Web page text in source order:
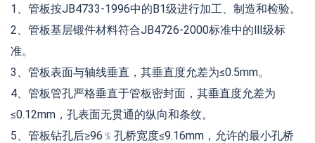
1、管板按JB4733-1996中的B1级进行加工、制造和检验。
2、管板基层锻件材料符合JB4726-2000标准中的Ⅲ级标
准。
3、管板表面与轴线垂直，其垂直度允差为≤0.5mm。
4、管板管孔严格垂直于管板密封面，其垂直度允差为
≤0.12mm，孔表面无贯通的纵向和条纹。
5、管板钻孔后≥96﹪孔桥宽度≤9.16mm，允许的最小孔桥